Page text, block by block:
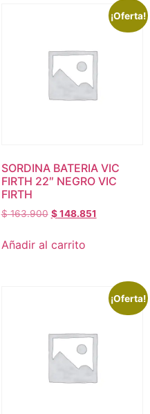
¡Oferta!
SORDINA BATERIA VIC
FIRTH 22″ NEGRO VIC
FIRTH
$163.900 $148.851
Añadir al carrito
¡Oferta!